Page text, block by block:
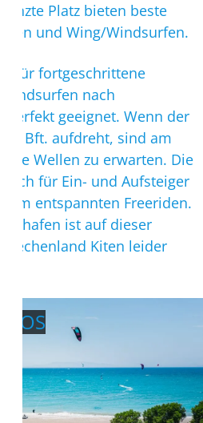
Platz bieten beste
und Wing/Windsurfen.
für fortgeschrittene
nach
perfekt geeignet. Wenn der
6 Bft. aufdreht, sind am
Wellen zu erwarten. Die
auch für Ein- und Aufsteiger
entspannten Freeriden.
ist auf dieser
Kiten leider